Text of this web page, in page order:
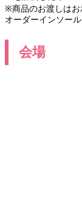
※商品のお渡しはお
オーダーインソー
会場